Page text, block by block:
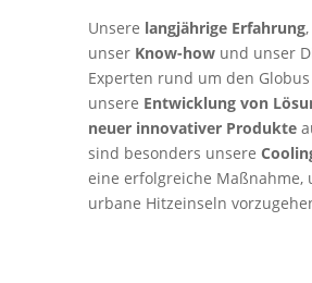
Unsere langjährige Erfahrung,
unser Know-howund unser
Experten rund um den
unsere Entwicklung von
neuer innovativer Produkte
sind besonders unsere
eine erfolgreiche Maßnahme,
urbane Hitzeinseln